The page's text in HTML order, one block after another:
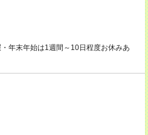
年末年始は1週間～10日程度お休みあ